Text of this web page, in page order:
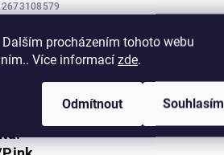
procházením tohoto webu
Více informací zde.
Odmítnout Souhlasím
229 Kč